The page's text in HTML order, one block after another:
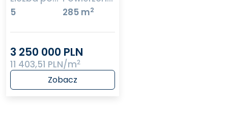
5
285 m2
3 250 000 PLN
11 403,51 PLN/m2
Zobacz